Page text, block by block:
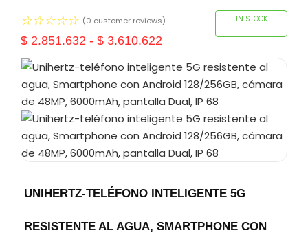
☆☆☆☆☆ (0 customer reviews) IN STOCK
$ 2.851.632 - $ 3.610.622
UNIHERTZ-TELÉFONO INTELIGENTE 5G
RESISTENTE AL AGUA, SMARTPHONE CON